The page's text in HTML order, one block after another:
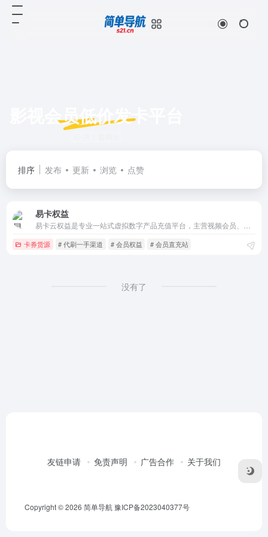
影视会员低价发卡平台
排序 发布 更新 浏览 点赞
易卡权益
卡券货源 # 代刷一手渠道 # 会员权益 # 会员直充站
没有了
友链申请 免责声明 广告合作 关于我们
Copyright © 2026 简单导航豫ICP备2023040377号